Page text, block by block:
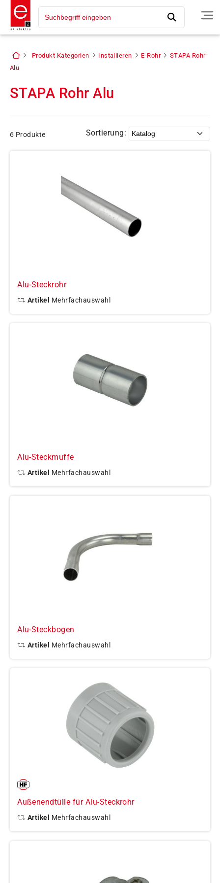
Produkt Kategorien Installieren E-Rohr
STAPA Rohr
Alu
STAPA Rohr Alu
6 Produkte Sortierung:
Alu-Steckrohr
Artikel Mehrfachauswahl
Alu-Steckmuffe
Artikel Mehrfachauswahl
Alu-Steckbogen
Artikel Mehrfachauswahl
Außenendtülle für Alu-Steckrohr
Artikel Mehrfachauswahl